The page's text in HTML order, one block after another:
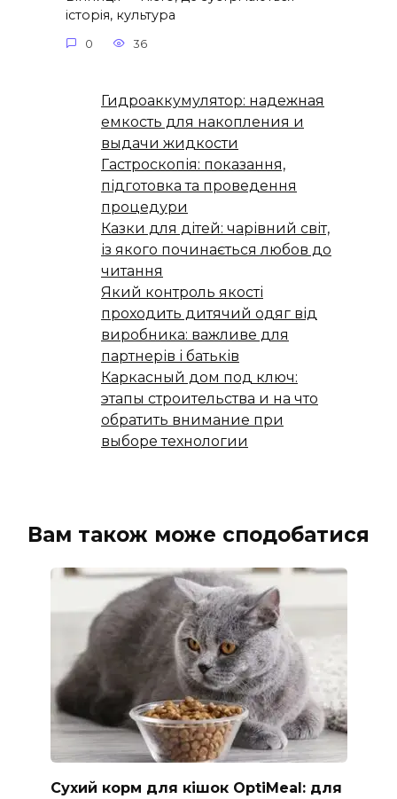
історія, культура
0 36
Гидроаккумулятор: надежная
емкость для накопления и
выдачи жидкости
Гастроскопія: показання,
підготовка та проведення
процедури
Казки для дітей: чарівний світ,
із якого починається любов до
читання
Який контроль якості
проходить дитячий одяг від
виробника: важливе для
партнерів і батьків
Каркасный дом под ключ:
этапы строительства и на что
обратить внимание при
выборе технологии
Вам також може сподобатися
Сухий корм для кішок OptiMeal: для